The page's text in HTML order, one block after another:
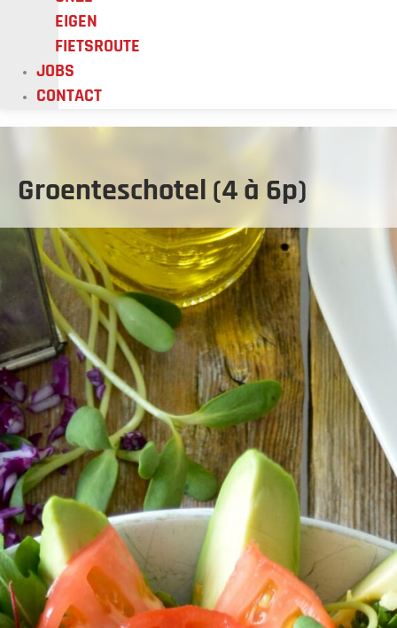
EIGEN
FIETSROUTE
JOBS
CONTACT
Groenteschotel (4 à 6p)
à
aantal